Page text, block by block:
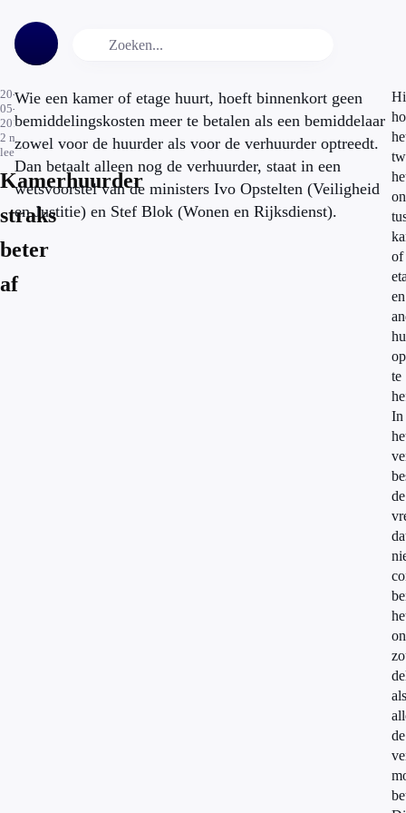
20-
05-
2014
2 min.
leestijd
Kamerhuurder
straks
beter
af
Wie een kamer of etage huurt, hoeft binnenkort geen
bemiddelingskosten meer te betalen als een bemiddelaar
zowel voor de huurder als voor de verhuurder optreedt.
Dan betaalt alleen nog de verhuurder, staat in een
wetsvoorstel van de ministers Ivo Opstelten (Veiligheid
en Justitie) en Stef Blok (Wonen en Rijksdienst).
of
en
op
te
In
de
als
de